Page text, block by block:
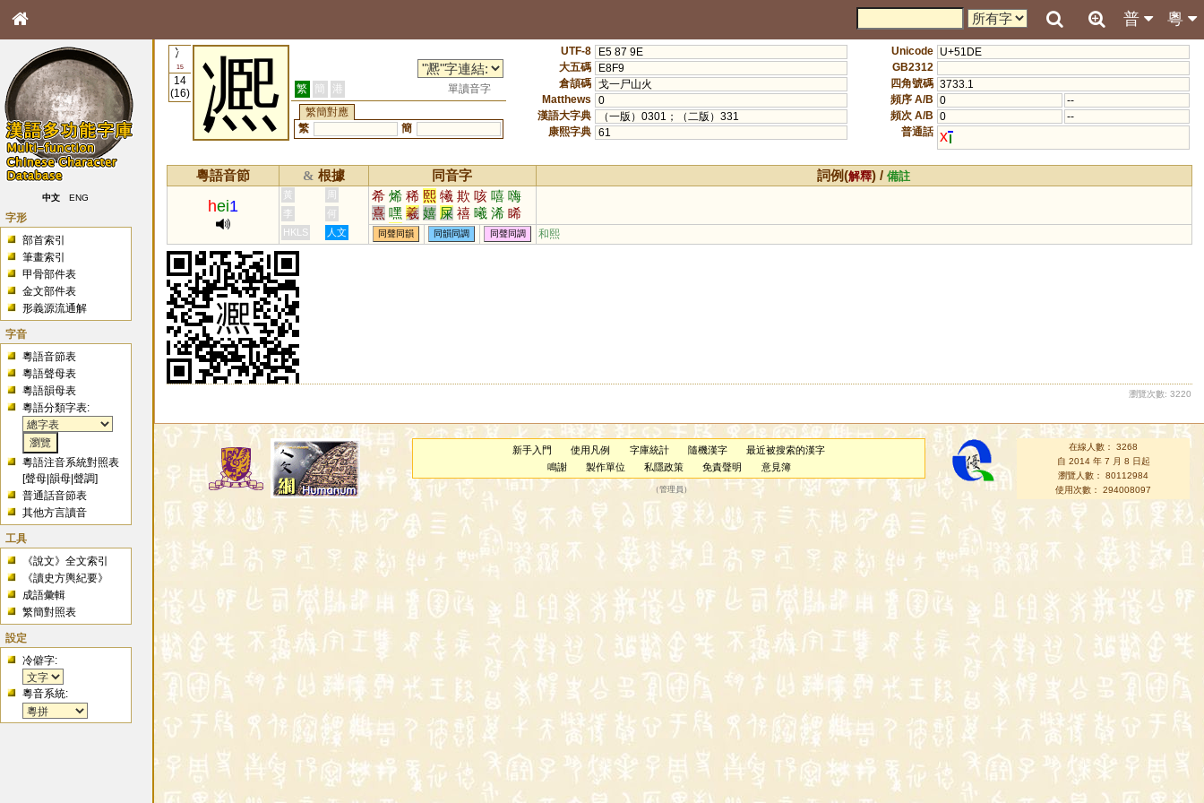
粵
普
中文 ENG
字形
部首索引
筆畫索引
甲骨部件表
金文部件表
形義源流通解
字音
粵語音節表
粵語聲母表
粵語韻母表
粵語分類字表:
粵語注音系統對照表
[聲母 |韻母 |聲調]
普通話音節表
其他方言讀音
工具
《說文》全文索引
《讀史方輿紀要》
成語彙輯
繁簡對照表
設定
冷僻字:
粵音系統:
冫
15
14
(16)
凞 繁 簡 港
單讀音字
繁簡對應
繁
簡
UTF-8
E5 87 9E
大五碼
E8F9
倉頡碼 戈一尸山火
Matthews
0
漢語大字典
（一版）0301；（二版）331
康熙字典 61
Unicode U+51DE
GB2312
四角號碼 3733.1
頻序 A/B 0
--
頻次 A/B 0
--
普通話 x
粵語音節 & 根據 同音字 詞例(解釋) /備註
hei1
黃 周 希 烯 稀 熙 犧 欺 咳 嘻 嗨
熹 嘿 羲 嬉 屎 禧 曦 浠 睎
爔 訢 欷 僖 榿 唏 譆 魌 醯
晞 娭 郗 𠩺 俙 狶 倛 悕 娸 媐
李
何
HKLS
人文 同聲同韻 同韻同調 同聲同調 和熙
瀏覽次數: 3220
新手入門 使用凡例 字庫統計 隨機漢字
最近被搜索的漢字
鳴謝
製作單位 私隱政策 免責聲明 意見簿
（管理員 ）
在線人數： 3268
自 2014 年 7 月 8 日起
瀏覽人數： 80112984
使用次數： 294008097